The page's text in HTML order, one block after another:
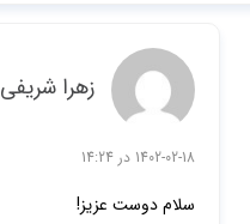
زهرا شریفی
1402-02-18 در 14:24
سلام دوست عزیز!